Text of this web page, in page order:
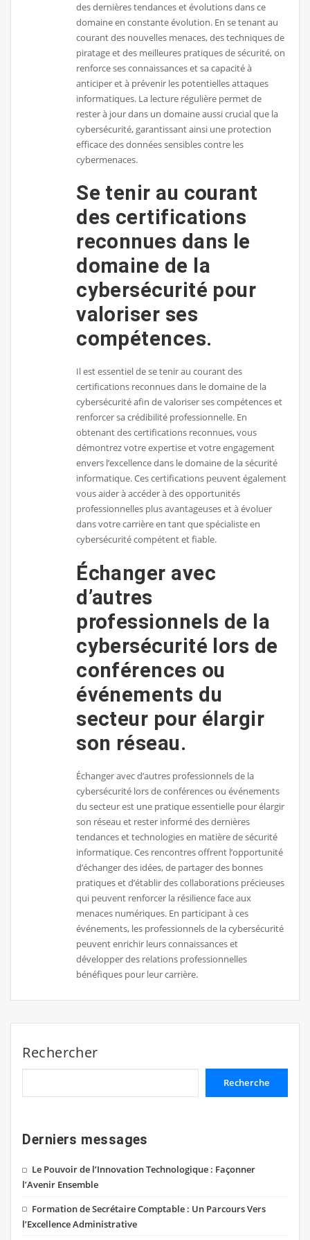
des dernières tendances et évolutions dans ce
domaine en constante évolution. En se tenant au
courant des nouvelles menaces, des techniques de
piratage et des meilleures pratiques de sécurité, on
renforce ses connaissances et sa capacité à
anticiper et à prévenir les potentielles attaques
informatiques. La lecture régulière permet de
rester à jour dans un domaine aussi crucial que la
cybersécurité, garantissant ainsi une protection
efficace des données sensibles contre les
cybermenaces.
Se tenir au courant
des certifications
reconnues dans le
domaine de la
cybersécurité pour
valoriser ses
compétences.
Il est essentiel de se tenir au courant des
certifications reconnues dans le domaine de la
cybersécurité afin de valoriser ses compétences et
renforcer sa crédibilité professionnelle. En
obtenant des certifications reconnues, vous
démontrez votre expertise et votre engagement
envers l’excellence dans le domaine de la sécurité
informatique. Ces certifications peuvent également
vous aider à accéder à des opportunités
professionnelles plus avantageuses et à évoluer
dans votre carrière en tant que spécialiste en
cybersécurité compétent et fiable.
Échanger avec
d’autres
professionnels de la
cybersécurité lors de
conférences ou
événements du
secteur pour élargir
son réseau.
Échanger avec d’autres professionnels de la
cybersécurité lors de conférences ou événements
du secteur est une pratique essentielle pour élargir
son réseau et rester informé des dernières
tendances et technologies en matière de sécurité
informatique. Ces rencontres offrent l’opportunité
d’échanger des idées, de partager des bonnes
pratiques et d’établir des collaborations précieuses
qui peuvent renforcer la résilience face aux
menaces numériques. En participant à ces
événements, les professionnels de la cybersécurité
peuvent enrichir leurs connaissances et
développer des relations professionnelles
bénéfiques pour leur carrière.
Rechercher
Recherche
Derniers messages
Le Pouvoir de l’Innovation Technologique : Façonner
l’Avenir Ensemble
Formation de Secrétaire Comptable : Un Parcours Vers
l’Excellence Administrative